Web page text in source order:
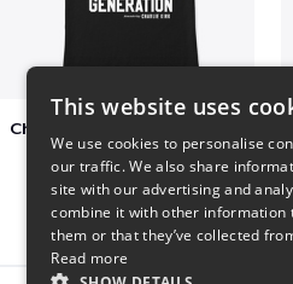
$41
This website uses
We use cookies to personalise
our traffic. We also share
site with our advertising and
combine it with other information
them or that they’ve collected
Read more